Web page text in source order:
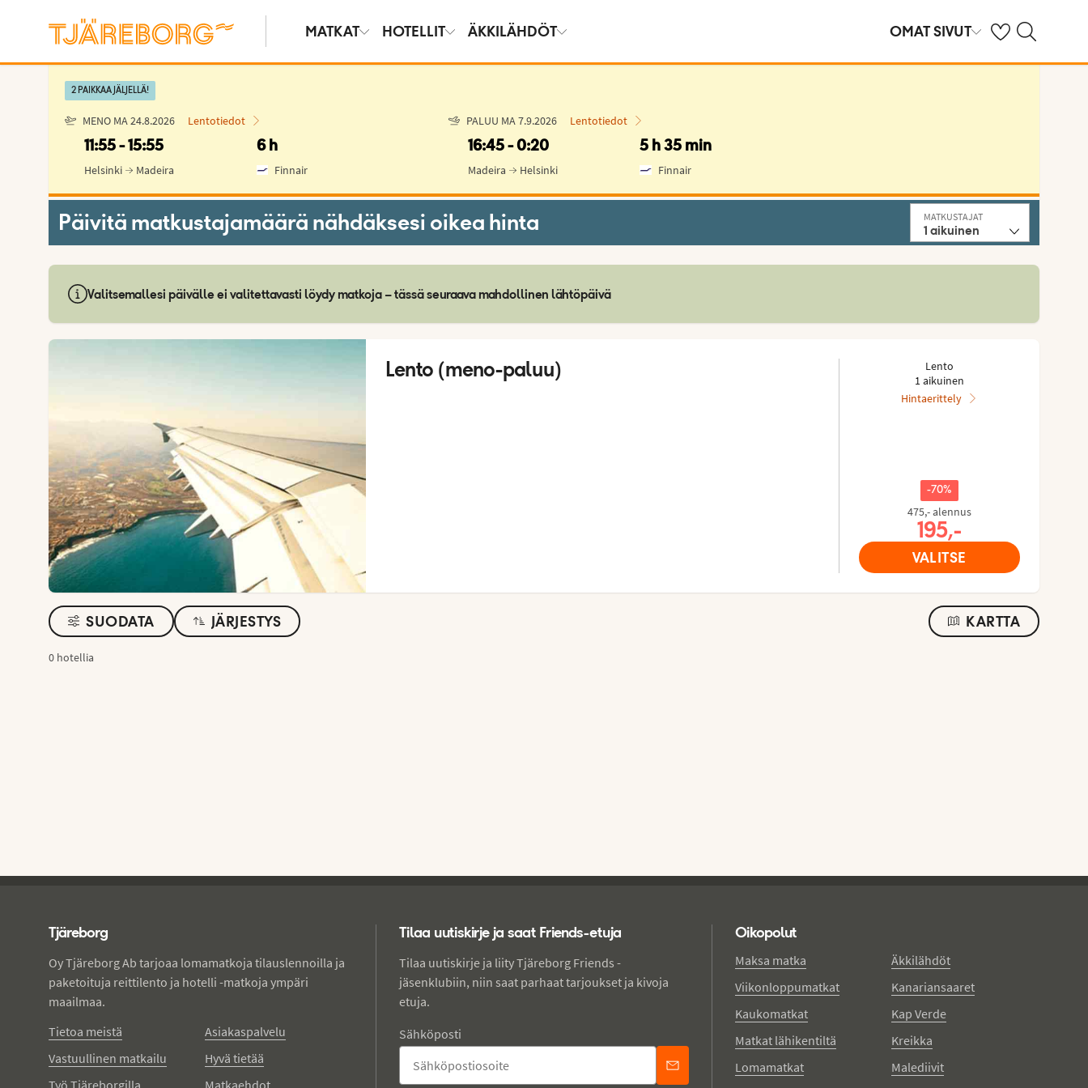
MATKAT HOTELLIT ÄKKILÄHDÖT OMAT SIVUT OmatHaku
2 PAIKKAA JÄLJELLÄ!
MENO MA 24.8.2026 Lentotiedot
11:55 15:55
Helsinki Madeira
6 h
Finnair
PALUU MA 7.9.2026 Lentotiedot
16:45 0:20
Madeira Helsinki
5 h 35 min
Finnair
Päivitä matkustajamäärä nähdäksesi oikea hinta MATKUSTAJAT
1 aikuinen
Valitsemallesi päivälle ei valitettavasti löydy matkoja – tässä seuraava mahdollinen lähtöpäivä
Lento (meno-paluu)
Lento
1 aikuinen
Hintaerittely
-70%
475,- alennus
Nykyinen hinta,
195,-
VALITSE
SUODATA JÄRJESTYS KARTTA
0 hotellia
Tjäreborg
Oy Tjäreborg Ab tarjoaa lomamatkoja tilauslennoilla ja
paketoituja reittilento ja hotelli -matkoja ympäri
maailmaa.
Tietoa meistä
Vastuullinen matkailu
Työ Tjäreborgilla
Asiakaspalvelu
Hyvä tietää
Matkaehdot
Tilaa uutiskirje ja saat Friends-etuja
Tilaa uutiskirje ja liity Tjäreborg Friends -
jäsenklubiin, niin saat parhaat tarjoukset ja kivoja
etuja.
Sähköposti
Oikopolut
Maksa matka
Viikonloppumatkat
Kaukomatkat
Matkat lähikentiltä
Lomamatkat
Äkkilähdöt
Kanariansaaret
Kap Verde
Kreikka
Malediivit